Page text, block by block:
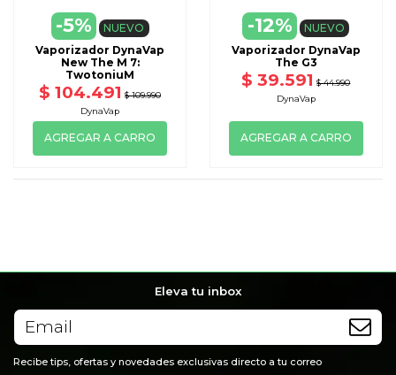
-5%
NUEVO
Vaporizador DynaVap
New The M 7:
TwotoniuM
$ 104.491 $ 109.990
DynaVap
AGREGAR A CARRO
-12%
NUEVO
Vaporizador DynaVap
The G3
$ 39.591 $ 44.990
DynaVap
AGREGAR A CARRO
Eleva tu inbox
Recibe tips, ofertas y novedades exclusivas directo a tu correo